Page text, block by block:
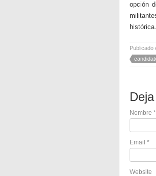
opción
histórica.
Publicado
Nombre *
Email *
Website